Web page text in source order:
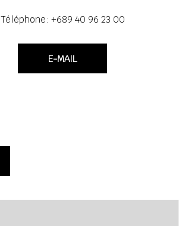
Téléphone: +689 40 96 23 00
E-MAIL